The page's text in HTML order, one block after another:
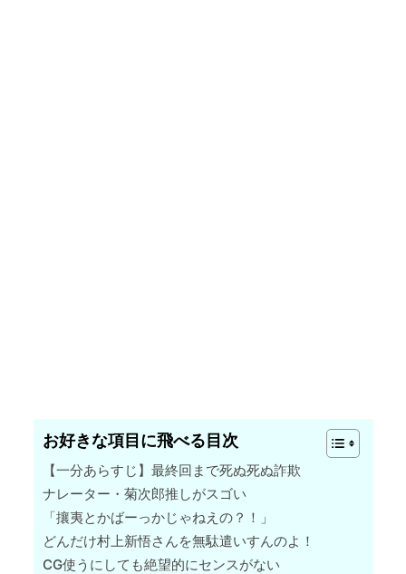
お好きな項目に飛べる目次
【一分あらすじ】最終回まで死ぬ死ぬ詐欺
ナレーター・菊次郎推しがスゴい
「攘夷とかばーっかじゃねえの？！」
どんだけ村上新悟さんを無駄遣いすんのよ！
CG使うにしても絶望的にセンスがない